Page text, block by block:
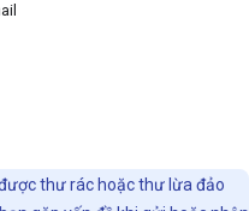
thư rác hoặc thư lừa đảo